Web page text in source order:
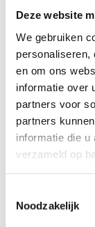
Deze website
We gebruiken
personaliseren,
en om ons
informatie over
partners voor
partners
informatie die u
verzameld op
Noodzakelijk
Incl. BTW
Sistec Eurosafe